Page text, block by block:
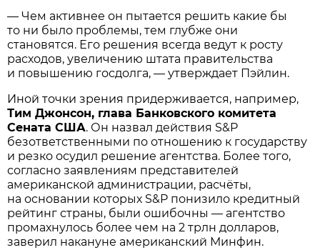
— Чем активнее он пытается решить какие бы
то ни было проблемы, тем глубже они
становятся. Его решения всегда ведут к росту
расходов, увеличению штата правительства
и повышению госдолга, — утверждает Пэйлин.
Иной точки зрения придерживается, например,
Тим Джонсон, глава Банковского комитета
Сената США. Он назвал действия S&P
безответственными по отношению к государству
и резко осудил решение агентства. Более того,
согласно заявлениям представителей
американской администрации, расчёты,
на основании которых S&P понизило кредитный
рейтинг страны, были ошибочны — агентство
промахнулось более чем на 2 трлн долларов,
заверил накануне американский Минфин.